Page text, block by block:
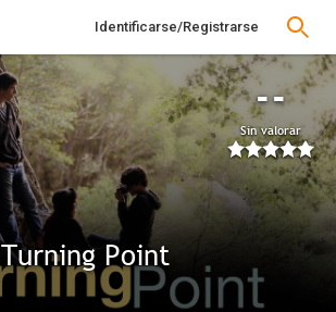
Identificarse/Registrarse
--
Sin valorar
Turning Point